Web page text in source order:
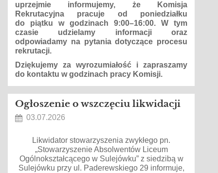
uprzejmie informujemy, że Komisja
Rekrutacyjna pracuje od poniedziałku
do piątku w godzinach 9:00–16:00. W tym
czasie udzielamy informacji oraz
odpowiadamy na pytania dotyczące procesu
rekrutacji.
Dziękujemy za wyrozumiałość i zapraszamy
do kontaktu w godzinach pracy Komisji.
Ogłoszenie o wszczęciu likwidacji
03.07.2026
Likwidator stowarzyszenia zwykłego pn.
„Stowarzyszenie Absolwentów Liceum
Ogólnokształcącego w Sulejówku” z siedzibą w
Sulejówku przy ul. Paderewskiego 29 informuje,